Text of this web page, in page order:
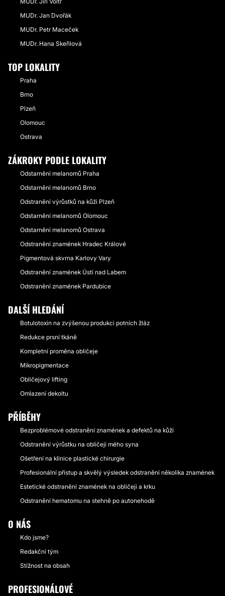
MUDr. Jan Dvořák
MUDr. Petr Maceček
MUDr. Hana Skeřilová
TOP LOKALITY
Praha
Brno
Plzeň
Olomouc
Ostrava
ZÁKROKY PODLE LOKALITY
Odstarnění melanomů Praha
Odstarnění melanomů Brno
Odstranění výrůstků na kůži Plzeň
Odstarnění melanomů Olomouc
Odstarnění melanomů Ostrava
Odstranění znamének Hradec Králové
Pigmentová skvrna Karlovy Vary
Odstranění znamének Ústí nad Labem
Odstranění znamének Pardubice
DALŠÍ HLEDÁNÍ
Botulotoxin na zvýšenou produkci potních žláz
Redukce prsní tkáně
Kompletní proměna obličeje
Mikropigmentace
Obličejový lifting
Omlazení dekoltu
PŘÍBĚHY
Bezproblémové odstranění znamének a defektů na kůži
Odstranění výrůstku na obličeji mého syna
Ošetření na klinice plastické chirurgie
Profesionální přístup a skvělý výsledek odstranění několika znamének
Estetické odstranění znamének na obličeji a krku
Odstranění hematomu na stehně po autonehodě
O NÁS
Kdo jsme?
Redakční tým
Stížnost na obsah
PROFESIONÁLOVÉ